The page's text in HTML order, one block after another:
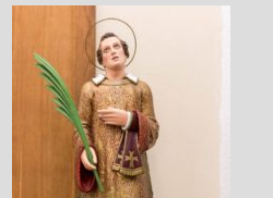
o
o
k